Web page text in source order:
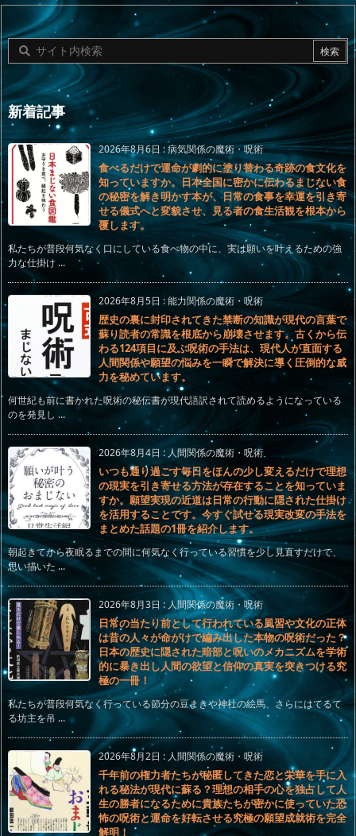
新着記事
2026年8月6日:病気関係の魔術・呪術
食べるだけで運命が劇的に塗り替わる奇跡の食文化を
知っていますか。日本全国に密かに伝わるまじない食
の秘密を解き明かす本が、日常の食事を幸運を引き寄
せる儀式へと変貌させ、見る者の食生活観を根本から
覆します。
私たちが普段何気なく口にしている食べ物の中に、実は願いを叶えるための強
力な仕掛け ...
2026年8月5日 :能力関係の魔術・呪術
歴史の裏に封印されてきた禁断の知識が現代の言葉で
蘇り読者の常識を根底から崩壊させます。古くから伝
わる124項目に及ぶ呪術の手法は、現代人が直面する
人間関係や願望の悩みを一瞬で解決に導く圧倒的な威
力を秘めています。
何世紀も前に書かれた呪術の秘伝書が現代語訳されて読めるようになっている
のを発見し ...
2026年8月4日 : 人間関係の魔術・呪術
いつも通り過ごす毎日をほんの少し変えるだけで理想
の現実を引き寄せる方法が存在することを知っていま
すか。願望実現の近道は日常の行動に隠された仕掛け
を活用することです。今すぐ試せる現実改変の手法を
まとめた話題の1冊を紹介します。
朝起きてから夜眠るまでの間に何気なく行っている習慣を少し見直すだけで、
思い描いた ...
2026年8月3日 : 人間関係の魔術・呪術
日常の当たり前として行われている風習や文化の正体
は昔の人々が命がけで編み出した本物の呪術だった？
日本の歴史に隠された暗部と呪いのメカニズムを学術
的に暴き出し人間の欲望と信仰の真実を突きつける究
極の一冊！
私たちが普段何気なく行っている節分の豆まきや神社の絵馬、さらにはてるて
る坊主を吊 ...
2026年8月2日 : 人間関係の魔術・呪術
千年前の権力者たちが秘匿してきた恋と栄華を手に入
れる秘法が現代に蘇る？理想の相手の心を独占して人
生の勝者になるために貴族たちが密かに使っていた恐
怖の呪術と運命を好転させる究極の願望成就術を完全
解明！